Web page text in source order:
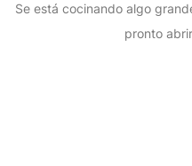
Se está cocinando algo
pronto